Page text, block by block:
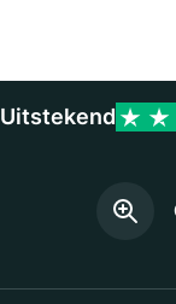
Uitstekend